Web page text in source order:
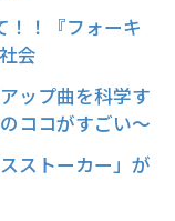
！！『フォーキ
会
ップ曲を科学す
ココがすごい〜
ストーカー」が